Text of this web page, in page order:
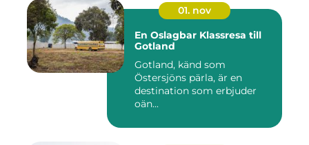
01. nov
En Oslagbar Klassresa till
Gotland
Gotland, känd som
Östersjöns pärla, är en
destination som erbjuder
oän...